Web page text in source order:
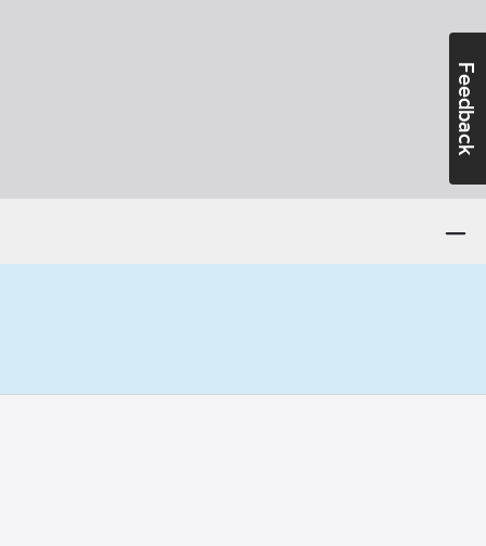
Feedback